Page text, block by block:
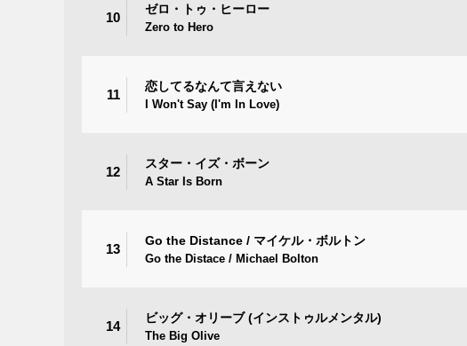
10
ゼロ・トゥ・ヒーロー
Zero to Hero
11
恋してるなんて言えない
I Won't Say (I'm In Love)
12
スター・イズ・ボーン
A Star Is Born
13
Go the Distance / マイケル・ボルトン
Go the Distace / Michael Bolton
14
ビッグ・オリーブ (インストゥルメンタル)
The Big Olive